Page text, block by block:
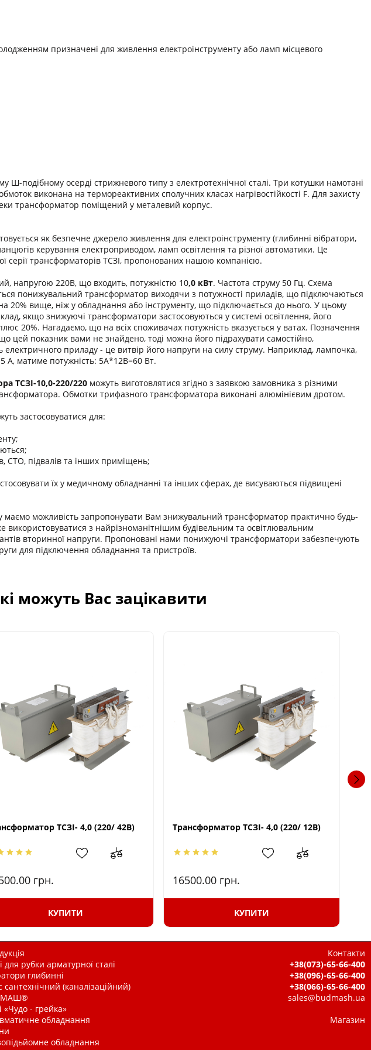
призначені для живлення електроінструменту або ламп місцевого
подібному осерді стрижневого типу з електротехнічної сталі. Три котушки намотані
виконана на термореактивних сполучних класах нагрівостійкості F. Для захисту
трансформатор поміщений у металевий корпус.
як безпечне джерело живлення для електроінструменту (глибинні вібратори,
керування електроприводом, ламп освітлення та різної автоматики. Це
серії трансформаторів ТСЗІ, пропонованих нашою компанією.
напругою 220В, що входить, потужністю 10,0 кВт. Частота струму 50 Гц. Схема
понижувальний трансформатор виходячи з потужності приладів, що підключаються
20% вище, ніж у обладнання або інструменту, що підключається до нього. У цьому
якщо знижуючі трансформатори застосовуються у системі освітлення, його
20%. Нагадаємо, що на всіх споживачах потужність вказується у ватах. Позначення
цей показник вами не знайдено, тоді можна його підрахувати самостійно,
приладу - це витвір його напруги на силу струму. Наприклад, лампочка,
А, матиме потужність: 5А*12В=60 Вт.
ТСЗІ-10,0-220/220 можуть виготовлятися згідно з заявкою замовника з різними
Обмотки трифазного трансформатора виконані алюмінієвим дротом.
застосовуватися для:
СТО, підвалів та інших приміщень;
їх у медичному обладнанні та інших сферах, де висуваються підвищені
можливість запропонувати Вам знижувальний трансформатор практично будь-
з найрізноманітнішим будівельним та освітлювальним
вторинної напруги. Пропоновані нами понижуючі трансформатори забезпечують
для підключення обладнання та пристроїв.
можуть Вас зацікавити
ТСЗІ- 4,0 (220/ 42В)
грн.
КУПИТИ
Трансформатор ТСЗІ- 4,0 (220/ 12В)
16500.00 грн.
КУПИТИ
для рубки арматурної сталі
глибинні
сантехнічний (каналізаційний)
«Чудо - грейка»
обладнання
обладнання
Контакти
+38(073)-65-66-400
+38(096)-65-66-400
+38(066)-65-66-400
sales@budmash.ua
Магазин